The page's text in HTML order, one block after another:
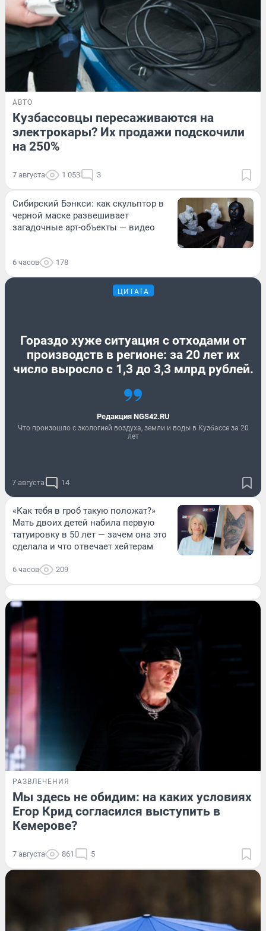
АВТО
Кузбассовцы пересаживаются на
электрокары? Их продажи подскочили
на 250%
7 августа 1 053 3
Сибирский Бэнкси: как скульптор в
черной маске развешивает
загадочные арт-объекты — видео
6 часов 178
ЦИТАТА
Гораздо хуже ситуация с отходами от
производств в регионе: за 20 лет их
число выросло с 1,3 до 3,3 млрд рублей.
Редакция NGS42.RU
Что произошло с экологией воздуха, земли и воды в Кузбассе за 20
лет
7 августа 14
«Как тебя в гроб такую положат?»
Мать двоих детей набила первую
татуировку в 50 лет — зачем она это
сделала и что отвечает хейтерам
6 часов 209
РАЗВЛЕЧЕНИЯ
Мы здесь не обидим: на каких условиях
Егор Крид согласился выступить в
Кемерове?
7 августа 861 5